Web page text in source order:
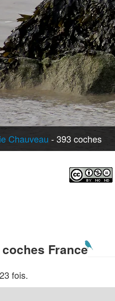
Chauveau - 393 coches
France
fois.